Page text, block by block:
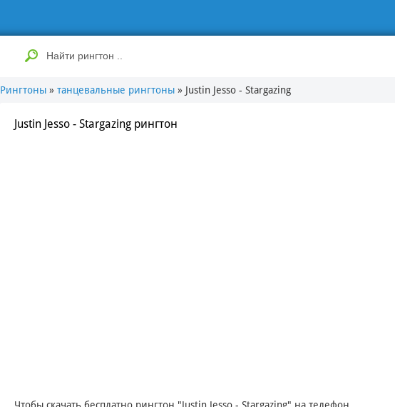
Рингтоны » танцевальные рингтоны » Justin Jesso - Stargazing
Justin Jesso - Stargazing рингтон